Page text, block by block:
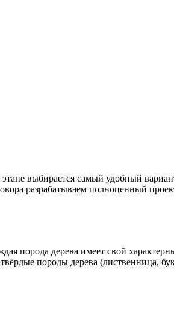
выбирается самый удобный
разрабатываем полноценный
порода дерева имеет свой
породы дерева (лиственница,